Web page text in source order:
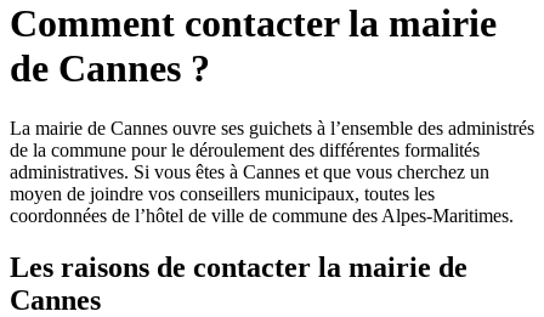
Comment contacter la mairie
de Cannes ?
La mairie de Cannes ouvre ses guichets à l’ensemble des administrés
de la commune pour le déroulement des différentes formalités
administratives. Si vous êtes à Cannes et que vous cherchez un
moyen de joindre vos conseillers municipaux, toutes les
coordonnées de l’hôtel de ville de commune des Alpes-Maritimes.
Les raisons de contacter la mairie de
Cannes